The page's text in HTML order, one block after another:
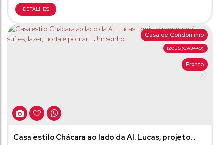
12055(CA3440)
Casa de Condomínio
Pronto
Casa estilo Chácara ao lado da Al. Lucas, projeto